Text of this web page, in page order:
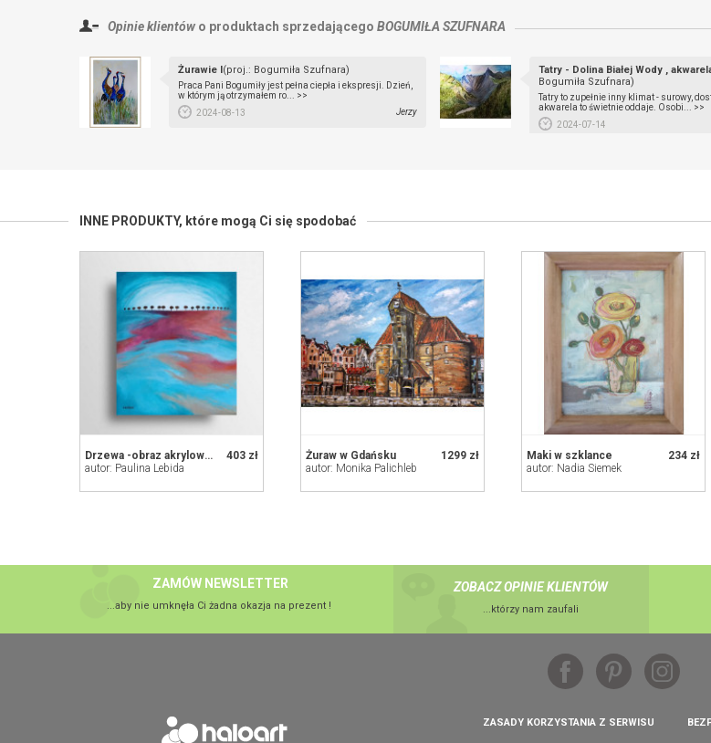
Opinie klientów o produktach sprzedającego BOGUMIŁA SZUFNARA
Żurawie I(proj.: Bogumiła Szufnara)
Praca Pani Bogumiły jest pełna ciepła i ekspresji. Dzień,
w którym ją otrzymałem ro... >>
2024-08-13
Jerzy
Tatry - Dolina Białej Wody ,
Bogumiła Szufnara)
Tatry to zupełnie inny klimat - surowy,
akwarela to świetnie oddaje. Osobi... >>
2024-07-14
INNE PRODUKTY, które mogą Ci się spodobać
403 zł
Drzewa -obraz akrylowy 60/50 cm
autor: Paulina Lebida
1299 zł
Żuraw w Gdańsku
autor: Monika Palichleb
234 zł
Maki w szklance
autor: Nadia Siemek
ZAMÓW NEWSLETTER
...aby nie umknęła Ci żadna okazja na prezent !
ZOBACZ OPINIE KLIENTÓW
...którzy nam zaufali
ZASADY KORZYSTANIA Z SERWISU